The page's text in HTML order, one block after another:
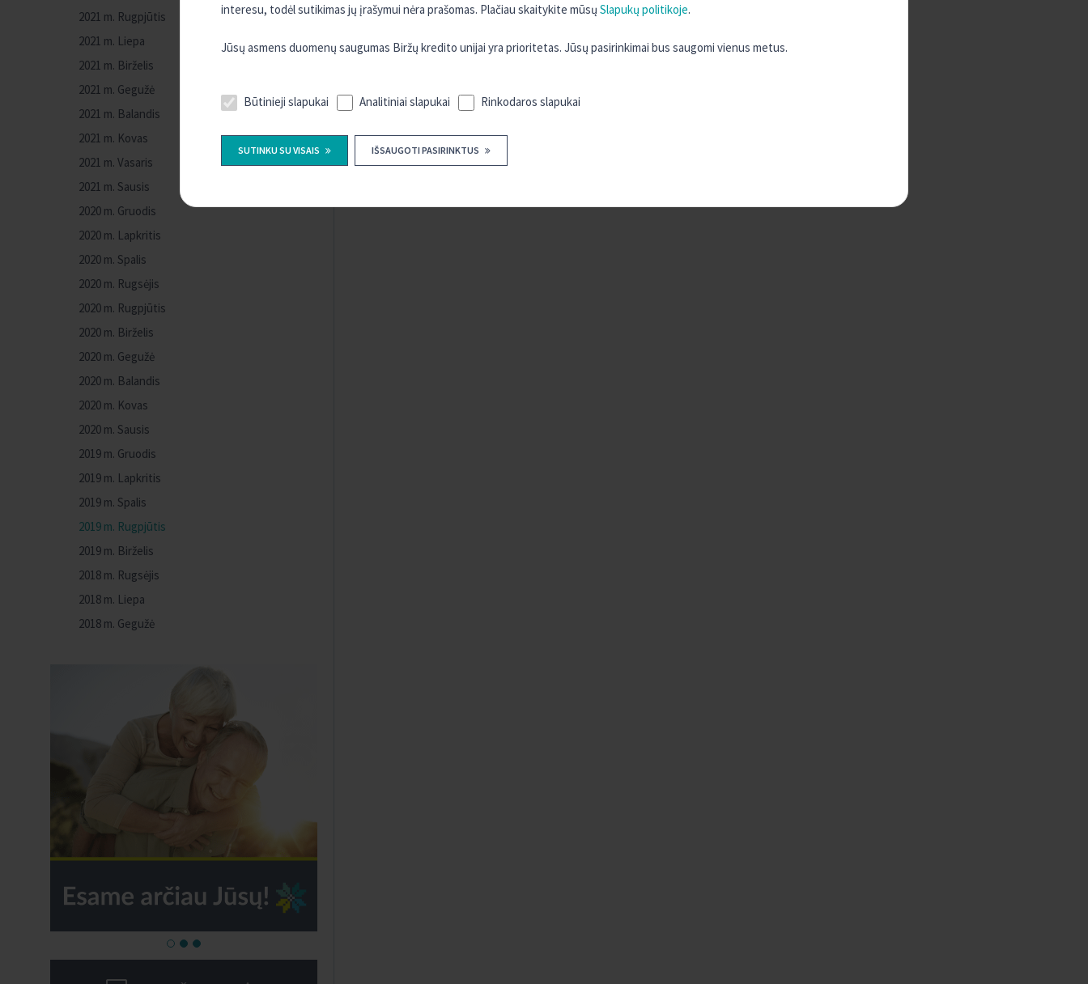
interesu, todėl sutikimas jų įrašymui nėra prašomas. Plačiau skaitykite mūsų Slapukų politikoje.
Jūsų asmens duomenų saugumas Biržų kredito unijai yra prioritetas. Jūsų pasirinkimai bus saugomi vienus metus.
Būtinieji slapukai Analitiniai slapukai Rinkodaros slapukai
SUTINKU SU VISAIS IŠSAUGOTI PASIRINKTUS
2021 m. Rugpjūtis
2021 m. Liepa
2021 m. Birželis
2021 m. Gegužė
2021 m. Balandis
2021 m. Kovas
2021 m. Vasaris
2021 m. Sausis
2020 m. Gruodis
2020 m. Lapkritis
2020 m. Spalis
2020 m. Rugsėjis
2020 m. Rugpjūtis
2020 m. Birželis
2020 m. Gegužė
2020 m. Balandis
2020 m. Kovas
2020 m. Sausis
2019 m. Gruodis
2019 m. Lapkritis
2019 m. Spalis
2019 m. Rugpjūtis
2019 m. Birželis
2018 m. Rugsėjis
2018 m. Liepa
2018 m. Gegužė